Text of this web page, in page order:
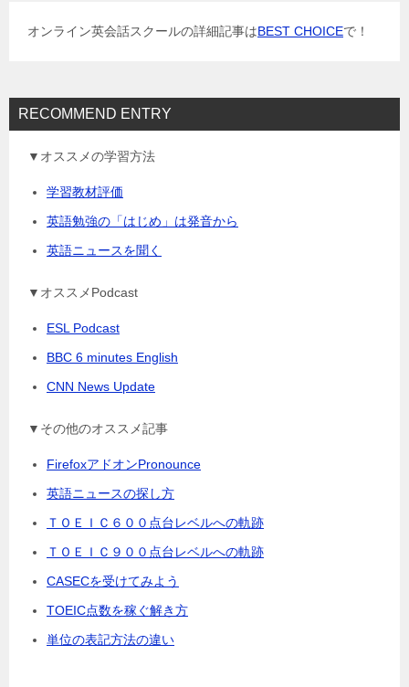
オンライン英会話スクールの詳細記事はBEST CHOICEで！
RECOMMEND ENTRY
▼オススメの学習方法
学習教材評価
英語勉強の「はじめ」は発音から
英語ニュースを聞く
▼オススメPodcast
ESL Podcast
BBC 6 minutes English
CNN News Update
▼その他のオススメ記事
FirefoxアドオンPronounce
英語ニュースの探し方
ＴＯＥＩＣ６００点台レベルへの軌跡
ＴＯＥＩＣ９００点台レベルへの軌跡
CASECを受けてみよう
TOEIC点数を稼ぐ解き方
単位の表記方法の違い